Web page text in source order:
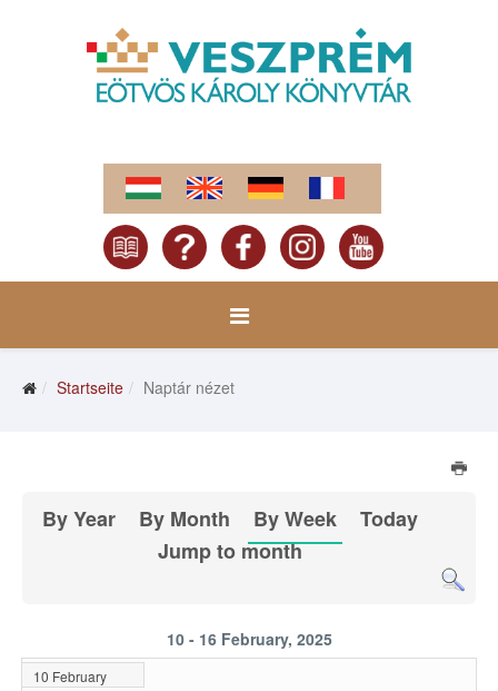
Startseite Naptár nézet
By Year By Month By Week
Today
Jump to month
10 - 16 February, 2025
10 February